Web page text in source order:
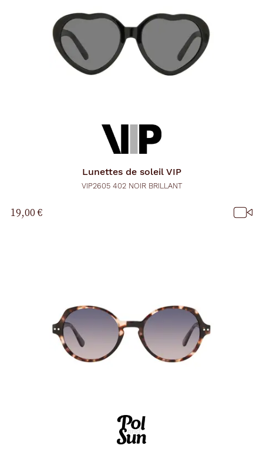
Lunettes de soleil VIP
VIP2605 402 NOIR BRILLANT
19,00 €